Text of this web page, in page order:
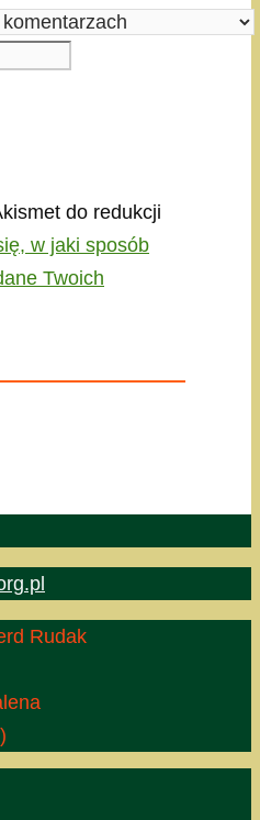
do redukcji
w jaki sposób
Twoich